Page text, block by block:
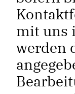
mit uns
werden